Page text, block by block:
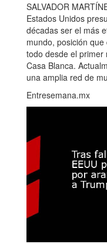
SALVADOR
Estados Unidos
décadas ser el más
mundo, posición
todo desde el primer
Casa Blanca.
una amplia red de
Entresemana.mx